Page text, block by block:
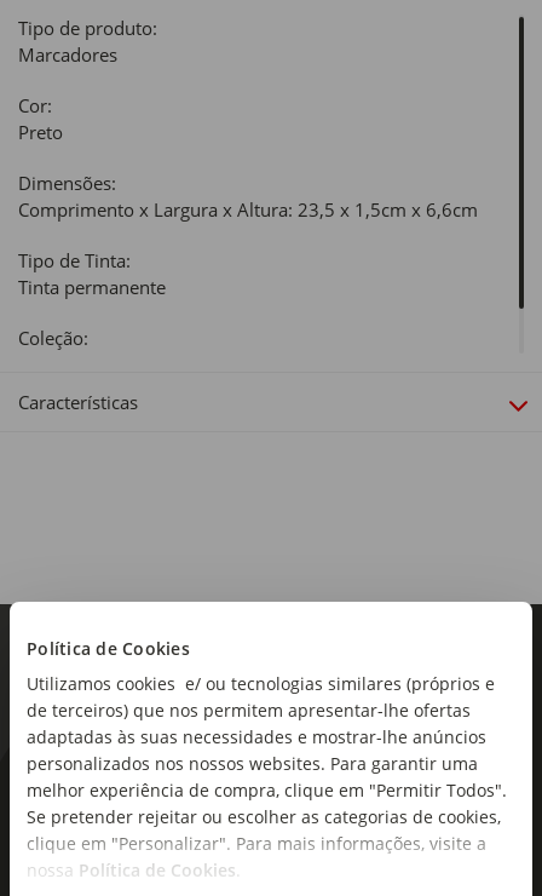
Política de Cookies
Utilizamos cookies e/ ou tecnologias similares (próprios e
de terceiros) que nos permitem apresentar-lhe ofertas
adaptadas às suas necessidades e mostrar-lhe anúncios
personalizados nos nossos websites. Para garantir uma
melhor experiência de compra, clique em "Permitir Todos".
Se pretender rejeitar ou escolher as categorias de cookies,
clique em "Personalizar". Para mais informações, visite a
nossa Política de Cookies.
Tipo de produto:
Marcadores
Cor:
Preto
Dimensões:
Comprimento x Largura x Altura: 23,5 x 1,5cm x 6,6cm
Tipo de Tinta:
Tinta permanente
Coleção:
Características
As novidades mais frescas no
seu e-mail!
Subscreva e descubra campanhas exclusivas,